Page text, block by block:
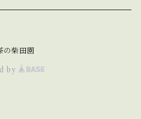
柴田園
by